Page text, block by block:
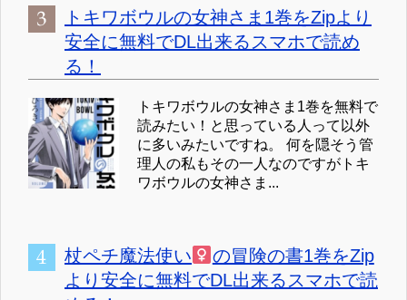
トキワボウルの女神さま1巻をZipより
安全に無料でDL出来るスマホで読め
る！
トキワボウルの女神さま1巻を無料で
読みたい！と思っている人って以外
に多いみたいですね。 何を隠そう管
理人の私もその一人なのですがトキ
ワボウルの女神さま...
杖ペチ魔法使い
の冒険の書1巻をZip
より安全に無料でDL出来るスマホで読